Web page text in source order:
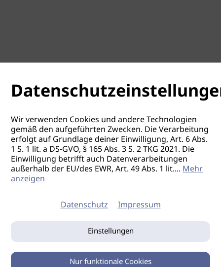
Wir verwenden Cookies und andere Technologien
gemäß den aufgeführten Zwecken. Die Verarbeitung
erfolgt auf Grundlage deiner Einwilligung, Art. 6 Abs.
1 S. 1 lit. a DS-GVO, § 165 Abs. 3 S. 2 TKG 2021. Die
Einwilligung betrifft auch Datenverarbeitungen
außerhalb der EU/des EWR, Art. 49 Abs. 1 lit....Mehr
anzeigen
Datenschutz Impressum
Einstellungen
Nur funktionale Cookies